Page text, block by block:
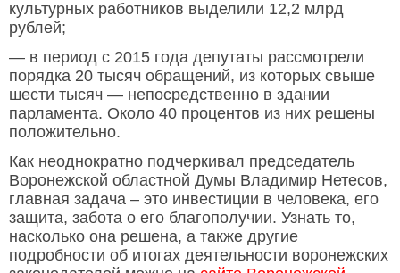
культурных работников выделили 12,2 млрд
рублей;
— в период с 2015 года депутаты рассмотрели
порядка 20 тысяч обращений, из которых свыше
шести тысяч — непосредственно в здании
парламента. Около 40 процентов из них решены
положительно.
Как неоднократно подчеркивал председатель
Воронежской областной Думы Владимир Нетесов,
главная задача – это инвестиции в человека, его
защита, забота о его благополучии. Узнать то,
насколько она решена, а также другие
подробности об итогах деятельности воронежских